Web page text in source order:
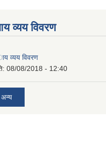
व्यय विवरण
व्यय विवरण
08/08/2018 - 12:40
अन्य